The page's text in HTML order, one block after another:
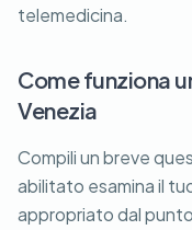
telemedicina.
Come funziona
Venezia
Compili un breve
abilitato esamina il
appropriato dal